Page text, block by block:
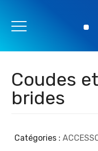
Coudes
brides
Catégories :